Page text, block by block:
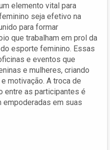
elemento vital para
seja efetivo na
para formar
que trabalham em prol da
esporte feminino. Essas
e eventos que
e mulheres, criando
motivação. A troca de
entre as participantes é
em suas